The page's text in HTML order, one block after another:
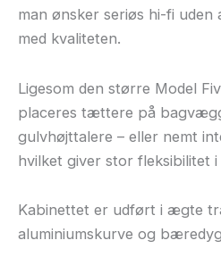
man ønsker seriøs hi-fi uden
med kvaliteten.
Ligesom den større Model
placeres tættere på
gulvhøjttalere – eller nemt
hvilket giver stor fleksibilitet i
Kabinettet er udført i ægte
aluminiumskurve og